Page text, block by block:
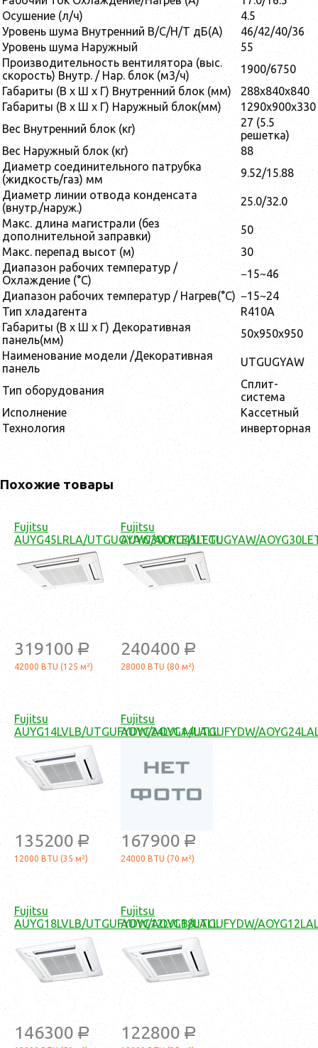
Осушение (л/ч)
4.5
Уровень шума Внутренний В/С/Н/Т дБ(А)
46/42/40/36
Уровень шума Наружный
55
Производительность вентилятора (выс.
скорость) Внутр. / Нар. блок (м3/ч)
1900/6750
Габариты (В x Ш x Г) Внутренний блок (мм)
288x840x840
Габариты (В x Ш x Г) Наружный блок(мм)
1290х900х330
Вес Внутренний блок (кг)
27 (5.5
решетка)
Вес Наружный блок (кг)
88
Диаметр соединительного патрубка
(жидкость/газ) мм
9.52/15.88
Диаметр линии отвода конденсата
(внутр./наруж.)
25.0/32.0
Макс. длина магистрали (без
дополнительной заправки)
50
Макс. перепад высот (м)
30
Диапазон рабочих температур /
Охлаждение (°C)
−15~46
Диапазон рабочих температур / Нагрев(°C) −15~24
Тип хладагента
R410A
Габариты (В x Ш x Г) Декоративная
панель(мм)
50x950x950
Наименование модели /Декоративная
панель
UTGUGYAW
Тип оборудования
Сплит-
система
Исполнение
Кассетный
Технология
инверторная
Похожие товары
Fujitsu
AUYG45LRLA/UTGUGYAW/AOYG45LETL
319100 a
42000 BTU (125 м²)
Fujitsu
AUYG30LRLE/UTGUGYAW/
240400 a
28000 BTU (80 м²)
Fujitsu
AUYG14LVLB/UTGUFYDW/AOYG14LALL
135200 a
12000 BTU (35 м²)
Fujitsu
AUYG24LVLA/UTGUFYDW/
167900 a
24000 BTU (70 м²)
Fujitsu
AUYG18LVLB/UTGUFYDW/AOYG18LALL
146300 a
Fujitsu
AUYG12LVLB/UTGUFYDW/
122800 a